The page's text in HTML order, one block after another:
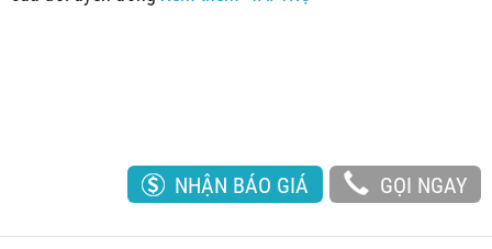
NHẬN BÁO GIÁ GỌI NGAY